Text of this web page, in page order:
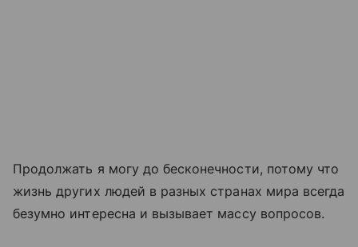
Продолжать я могу до бесконечности, потому что
жизнь других людей в разных странах мира всегда
безумно интересна и вызывает массу вопросов.